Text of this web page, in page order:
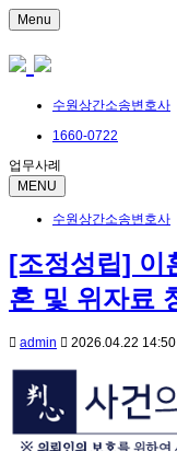
Menu
수원상간소송변호사
1660-0722
업무사례
MENU
수원상간소송변호사
[조정성립] 이
혼 및 위자료
admin 2026.04.22 14:50